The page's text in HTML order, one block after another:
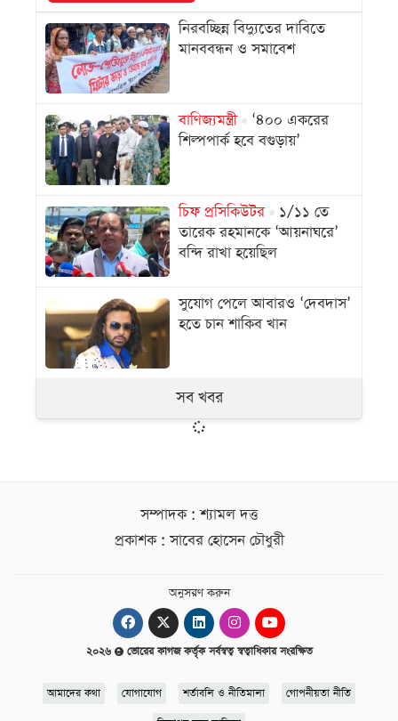
নিরবচ্ছিন্ন বিদ্যুতের দাবিতে
মানববন্ধন ও সমাবেশ
বাণিজ্যমন্ত্রী
‘৪০০ একরের
শিল্পপার্ক হবে বগুড়ায়’
চিফ প্রসিকিউটর
১/১১ তে
তারেক রহমানকে ‘আয়নাঘরে’
বন্দি রাখা হয়েছিল
সুযোগ পেলে আবারও ‘দেবদাস’
হতে চান শাকিব খান
সব খবর
সম্পাদক : শ্যামল দত্ত
প্রকাশক : সাবের হোসেন চৌধুরী
অনুসরণ করুন
২০২৬ ভোরের কাগজ কর্তৃক সর্বস্বত্ব স্বত্বাধিকার সংরক্ষিত
আমাদের কথা যোগাযোগ শর্তাবলি ও নীতিমালা গোপনীয়তা নীতি